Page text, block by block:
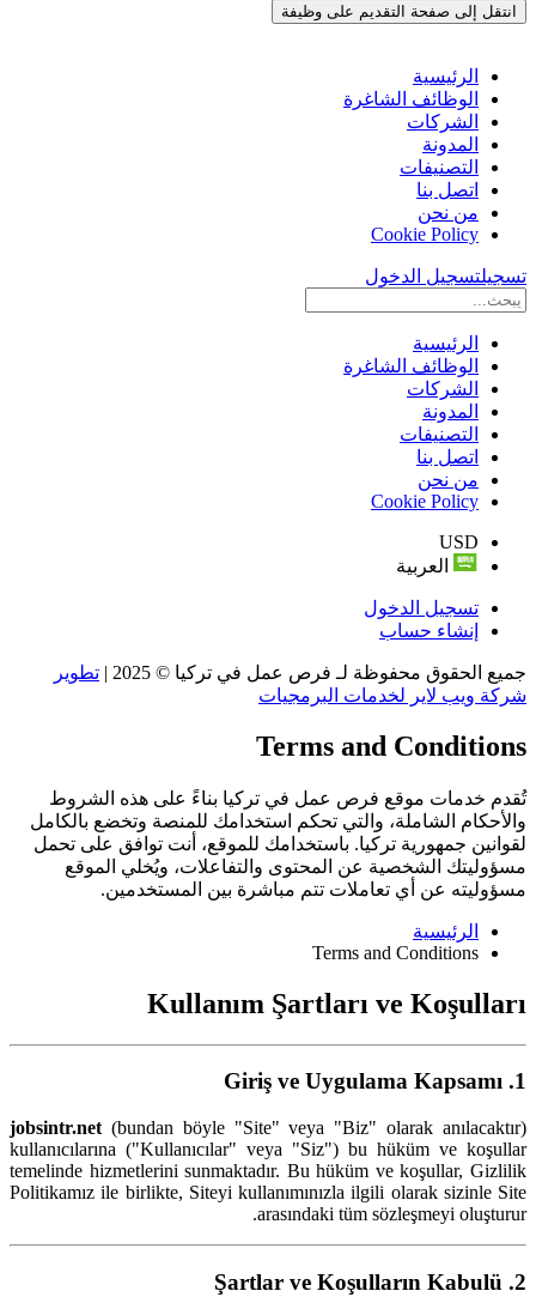
انتقل إلى صفحة التقديم على وظيفة
الرئيسية
الوظائف الشاغرة
الشركات
المدونة
التصنيفات
اتصل بنا
من نحن
Cookie Policy
تسجيلتسجيل الدخول
الرئيسية
الوظائف الشاغرة
الشركات
المدونة
التصنيفات
اتصل بنا
من نحن
Cookie Policy
USD
العربية
تسجيل الدخول
إنشاء حساب
جميع الحقوق محفوظة لـ فرص عمل في تركيا © 2025 |
تطوير
شركة ويب لاير لخدمات البرمجيات
Terms and Conditions
تُقدم خدمات موقع فرص عمل في تركيا بناءً على هذه الشروط
والأحكام الشاملة، والتي تحكم استخدامك للمنصة وتخضع بالكامل
لقوانين جمهورية تركيا. باستخدامك للموقع، أنت توافق على تحمل
مسؤوليتك الشخصية عن المحتوى والتفاعلات، ويُخلي الموقع
مسؤوليته عن أي تعاملات تتم مباشرة بين المستخدمين.
الرئيسية
Terms and Conditions
Kullanım Şartları ve Koşulları
1. Giriş ve Uygulama Kapsamı
jobsintr.net (bundan böyle "Site" veya "Biz" olarak anılacaktır)
kullanıcılarına ("Kullanıcılar" veya "Siz") bu hüküm ve koşullar
temelinde hizmetlerini sunmaktadır. Bu hüküm ve koşullar, Gizlilik
Politikamız ile birlikte, Siteyi kullanımınızla ilgili olarak sizinle Site
arasındaki tüm sözleşmeyi oluşturur.
2. Şartlar ve Koşulların Kabulü